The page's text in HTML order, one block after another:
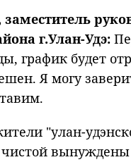
г.Улан-Удэ:
график будет
Я могу
"улан-
вынуждены